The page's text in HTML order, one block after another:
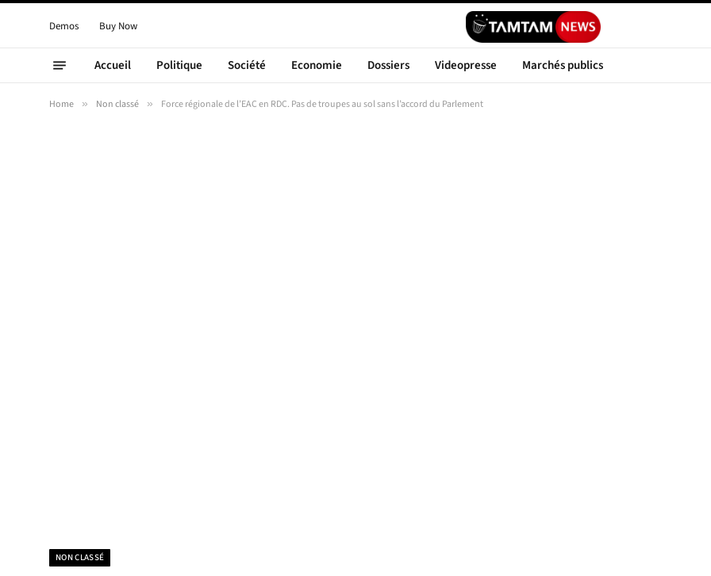
Demos Buy Now
Accueil Politique Société Economie Dossiers Videopresse Marchés publics
Home » Non classé » Force régionale de l’EAC en RDC. Pas de troupes au sol sans l’accord du Parlement
NON CLASSÉ